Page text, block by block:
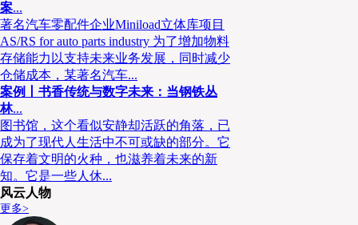
零售模式，整体而言，疫情后的零售行业正对商品的
字化、智能化升级，其出发点都是“以人为本”，让服务
进可持续的“货、场、人”精准匹配；其背后需要结合现
配的自动化物流解决方案。
那什么是理想的解决方案？或许我们能从Peapod
仕格（Swisslog）、巨人公司（GIANT Company）
题的答案。
2020年上半年，Peapod数字化研发实验
（Swisslog）、巨人公司（GIANT Company）一
造“微履约中心”，试点服务于费城地区。该试点被认
室所创建电商履约中心（EFC）方案的一部分，采用
案...
著名汽车零配件企业Miniload立体库项目
AS/RS for auto parts industry 为了增加物料
存储能力以支持未来业务发展，同时减少
仓储成本，某著名汽车...
案例丨书香传统与数字未来：当钢铁丛
林...
图书馆，这个看似安静却活跃的角落，已
成为了现代人生活中不可或缺的部分。它
保存着文明的火种，也滋养着未来的新
知。它是一些人休...
风云人物
更多>